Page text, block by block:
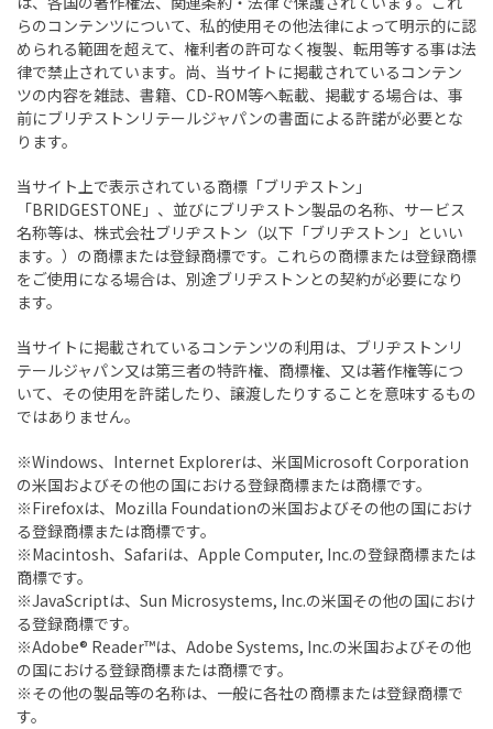
らのコンテンツについて、私的使用その他法律によって明示的に認
められる範囲を超えて、権利者の許可なく複製、転用等する事は法
律で禁止されています。尚、当サイトに掲載されているコンテン
ツの内容を雑誌、書籍、CD-ROM等へ転載、掲載する場合は、事
前にブリヂストンリテールジャパンの書面による許諾が必要とな
ります。
当サイト上で表示されている商標「ブリヂストン」
「BRIDGESTONE」、並びにブリヂストン製品の名称、サービス
名称等は、株式会社ブリヂストン（以下「ブリヂストン」といい
ます。）の商標または登録商標です。これらの商標または登録商標
をご使用になる場合は、別途ブリヂストンとの契約が必要になり
ます。
当サイトに掲載されているコンテンツの利用は、ブリヂストンリ
テールジャパン又は第三者の特許権、商標権、又は著作権等につ
いて、その使用を許諾したり、譲渡したりすることを意味するもの
ではありません。
※Windows、Internet Explorerは、米国Microsoft Corporation
の米国およびその他の国における登録商標または商標です。
※Firefoxは、Mozilla Foundationの米国およびその他の国におけ
る登録商標または商標です。
※Macintosh、Safariは、Apple Computer, Inc.の登録商標または
商標です。
※JavaScriptは、Sun Microsystems, Inc.の米国その他の国におけ
る登録商標です。
※Adobe® Reader™は、Adobe Systems, Inc.の米国およびその他
の国における登録商標または商標です。
※その他の製品等の名称は、一般に各社の商標または登録商標で
す。